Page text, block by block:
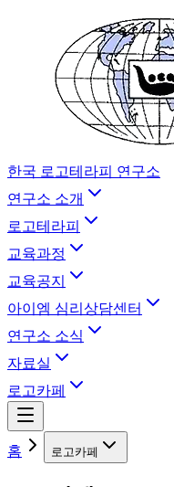
한국 로고테라피 연구소
연구소 소개
로고테라피
교육과정
교육공지
아이엠 심리상담센터
연구소 소식
자료실
로고카페
홈 로고카페